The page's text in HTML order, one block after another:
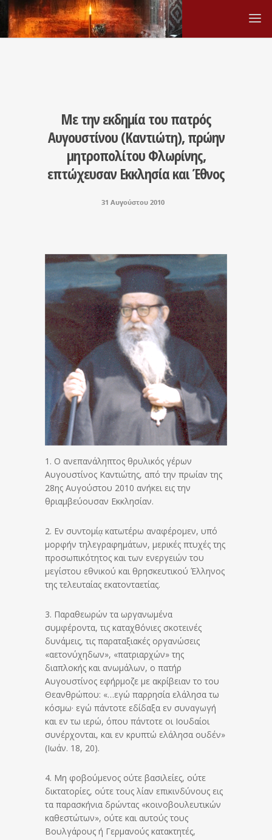
Με την εκδημία του πατρός
Αυγουστίνου (Καντιώτη), πρώην
μητροπολίτου Φλωρίνης,
επτώχευσαν Εκκλησία και Έθνος
31 Αυγούστου 2010
1. Ο ανεπανάληπτος θρυλικός γέρων
Αυγουστίνος Καντιώτης, από την πρωίαν της
28ης Αυγούστου 2010 ανήκει εις την
θριαμβεύουσαν Εκκλησίαν.
2. Εν συντομίᾳ κατωτέρω αναφέρομεν, υπό
μορφήν τηλεγραφημάτων, μερικές πτυχές της
προσωπικότητος και των ενεργειών του
μεγίστου εθνικού και θρησκευτικού Έλληνος
της τελευταίας εκατονταετίας.
3. Παραθεωρών τα ωργανωμένα
συμφέροντα, τις καταχθόνιες σκοτεινές
δυνάμεις, τις παραταξιακές οργανώσεις
«αετονύχηδων», «πατριαρχών» της
διαπλοκής και ανωμάλων, ο πατήρ
Αυγουστίνος εφήρμοζε με ακρίβειαν το του
Θεανθρώπου: «…εγώ παρρησία ελάλησα τω
κόσμω· εγώ πάντοτε εδίδαξα εν συναγωγή
και εν τω ιερώ, όπου πάντοτε οι Ιουδαίοι
συνέρχονται, και εν κρυπτώ ελάλησα ουδέν»
(Ιωάν. 18, 20).
4. Μη φοβούμενος ούτε βασιλείες, ούτε
δικτατορίες, ούτε τους λίαν επικινδύνους εις
τα παρασκήνια δρώντας «κοινοβουλευτικών
καθεστώτων», ούτε και αυτούς τους
Βουλγάρους ή Γερμανούς κατακτητές,